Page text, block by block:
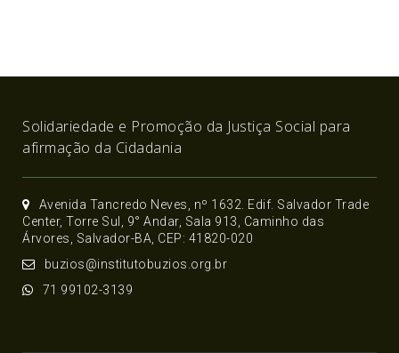
Solidariedade e Promoção da Justiça Social para
afirmação da Cidadania
Avenida Tancredo Neves, nº 1632. Edif. Salvador Trade
Center, Torre Sul, 9° Andar, Sala 913, Caminho das
Árvores, Salvador-BA, CEP: 41820-020
buzios@institutobuzios.org.br
71 99102-3139